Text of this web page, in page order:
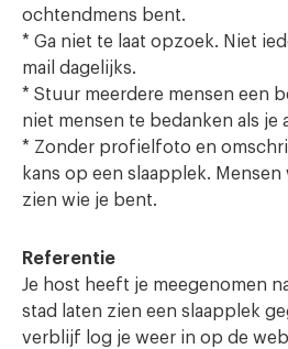
ochtendmens bent.
* Ga niet te laat opzoek. Niet
mail dagelijks.
* Stuur meerdere mensen een
niet mensen te bedanken als je
* Zonder profielfoto en
kans op een slaapplek.
zien wie je bent.
Referentie
Je host heeft je meegenomen
stad laten zien een slaapplek
verblijf log je weer in op de